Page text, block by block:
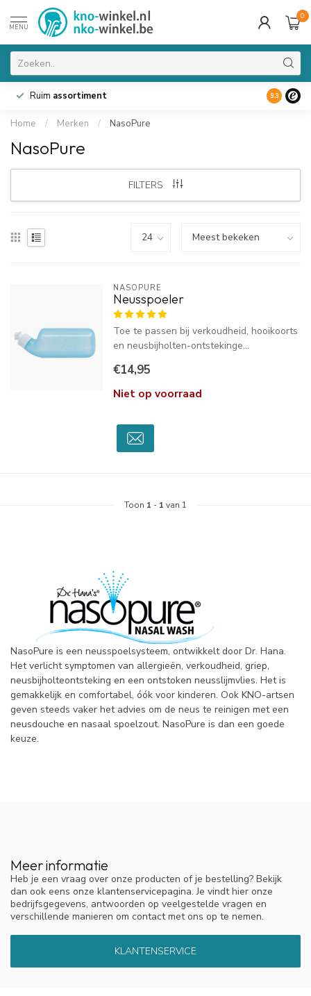
MENU
0
Ruim assortiment 9.3
Home / Merken / NasoPure
NasoPure
FILTERS
NASOPURE
Neusspoeler
Toe te passen bij verkoudheid, hooikoorts
en neusbijholten-ontstekinge...
€14,95
Niet op voorraad
Toon 1 - 1 van 1
NasoPure is een neusspoelsysteem, ontwikkelt door Dr. Hana.
Het verlicht symptomen van allergieën, verkoudheid, griep,
neusbijholteontsteking en een ontstoken neusslijmvlies. Het is
gemakkelijk en comfortabel, óók voor kinderen. Ook KNO-artsen
geven steeds vaker het advies om de neus te reinigen met een
neusdouche en nasaal spoelzout. NasoPure is dan een goede
keuze.
Meer informatie
Heb je een vraag over onze producten of je bestelling? Bekijk
dan ook eens onze klantenservicepagina. Je vindt hier onze
bedrijfsgegevens, antwoorden op veelgestelde vragen en
verschillende manieren om contact met ons op te nemen.
KLANTENSERVICE